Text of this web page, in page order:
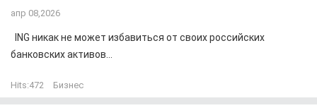
апр 08,2026
ING никак не может избавиться от своих российских
банковских активов...
Hits:472 Бизнес